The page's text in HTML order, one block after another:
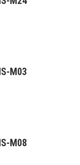
M03
M08